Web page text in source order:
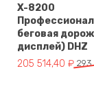
X-8200
беговая
дисплей) DHZ
205 514,40 ₽
Текущая цена: